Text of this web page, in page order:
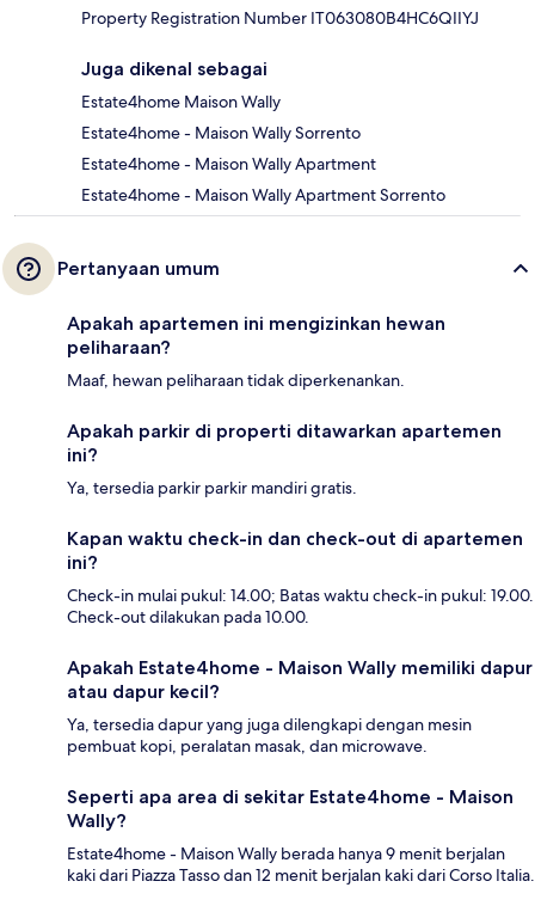
Property Registration Number IT063080B4HC6QIIYJ
Juga dikenal sebagai
Estate4home Maison Wally
Estate4home - Maison Wally Sorrento
Estate4home - Maison Wally Apartment
Estate4home - Maison Wally Apartment Sorrento
Pertanyaan umum
Apakah apartemen ini mengizinkan hewan
peliharaan?
Maaf, hewan peliharaan tidak diperkenankan.
Apakah parkir di properti ditawarkan apartemen
ini?
Ya, tersedia parkir parkir mandiri gratis.
Kapan waktu check-in dan check-out di apartemen
ini?
Check-in mulai pukul: 14.00; Batas waktu check-in pukul: 19.00.
Check-out dilakukan pada 10.00.
Apakah Estate4home - Maison Wally memiliki dapur
atau dapur kecil?
Ya, tersedia dapur yang juga dilengkapi dengan mesin
pembuat kopi, peralatan masak, dan microwave.
Seperti apa area di sekitar Estate4home - Maison
Wally?
Estate4home - Maison Wally berada hanya 9 menit berjalan
kaki dari Piazza Tasso dan 12 menit berjalan kaki dari Corso Italia.